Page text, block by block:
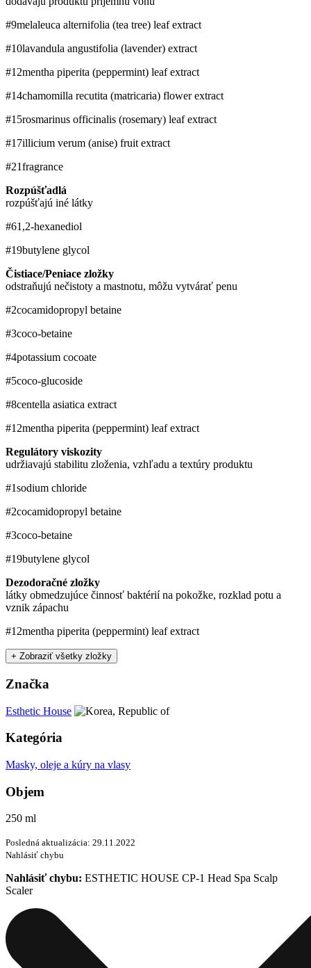
#9melaleuca alternifolia (tea tree) leaf extract
#10lavandula angustifolia (lavender) extract
#12mentha piperita (peppermint) leaf extract
#14chamomilla recutita (matricaria) flower extract
#15rosmarinus officinalis (rosemary) leaf extract
#17illicium verum (anise) fruit extract
#21fragrance
Rozpúšťadlá
rozpúšťajú iné látky
#61,2-hexanediol
#19butylene glycol
Čistiace/Peniace zložky
odstraňujú nečistoty a mastnotu, môžu vytvárať penu
#2cocamidopropyl betaine
#3coco-betaine
#4potassium cocoate
#5coco-glucoside
#8centella asiatica extract
#12mentha piperita (peppermint) leaf extract
Regulátory viskozity
udržiavajú stabilitu zloženia, vzhľadu a textúry produktu
#1sodium chloride
#2cocamidopropyl betaine
#3coco-betaine
#19butylene glycol
Dezodoračné zložky
látky obmedzujúce činnosť baktérií na pokožke, rozklad potu a
vznik zápachu
#12mentha piperita (peppermint) leaf extract
+ Zobraziť všetky zložky
Značka
Esthetic House
Kategória
Masky, oleje a kúry na vlasy
Objem
250 ml
Posledná aktualizácia: 29.11.2022
Nahlásiť chybu
Nahlásiť chybu: ESTHETIC HOUSE CP-1 Head Spa Scalp
Scaler